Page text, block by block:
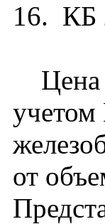
16. КБ
Цена
учетом
от